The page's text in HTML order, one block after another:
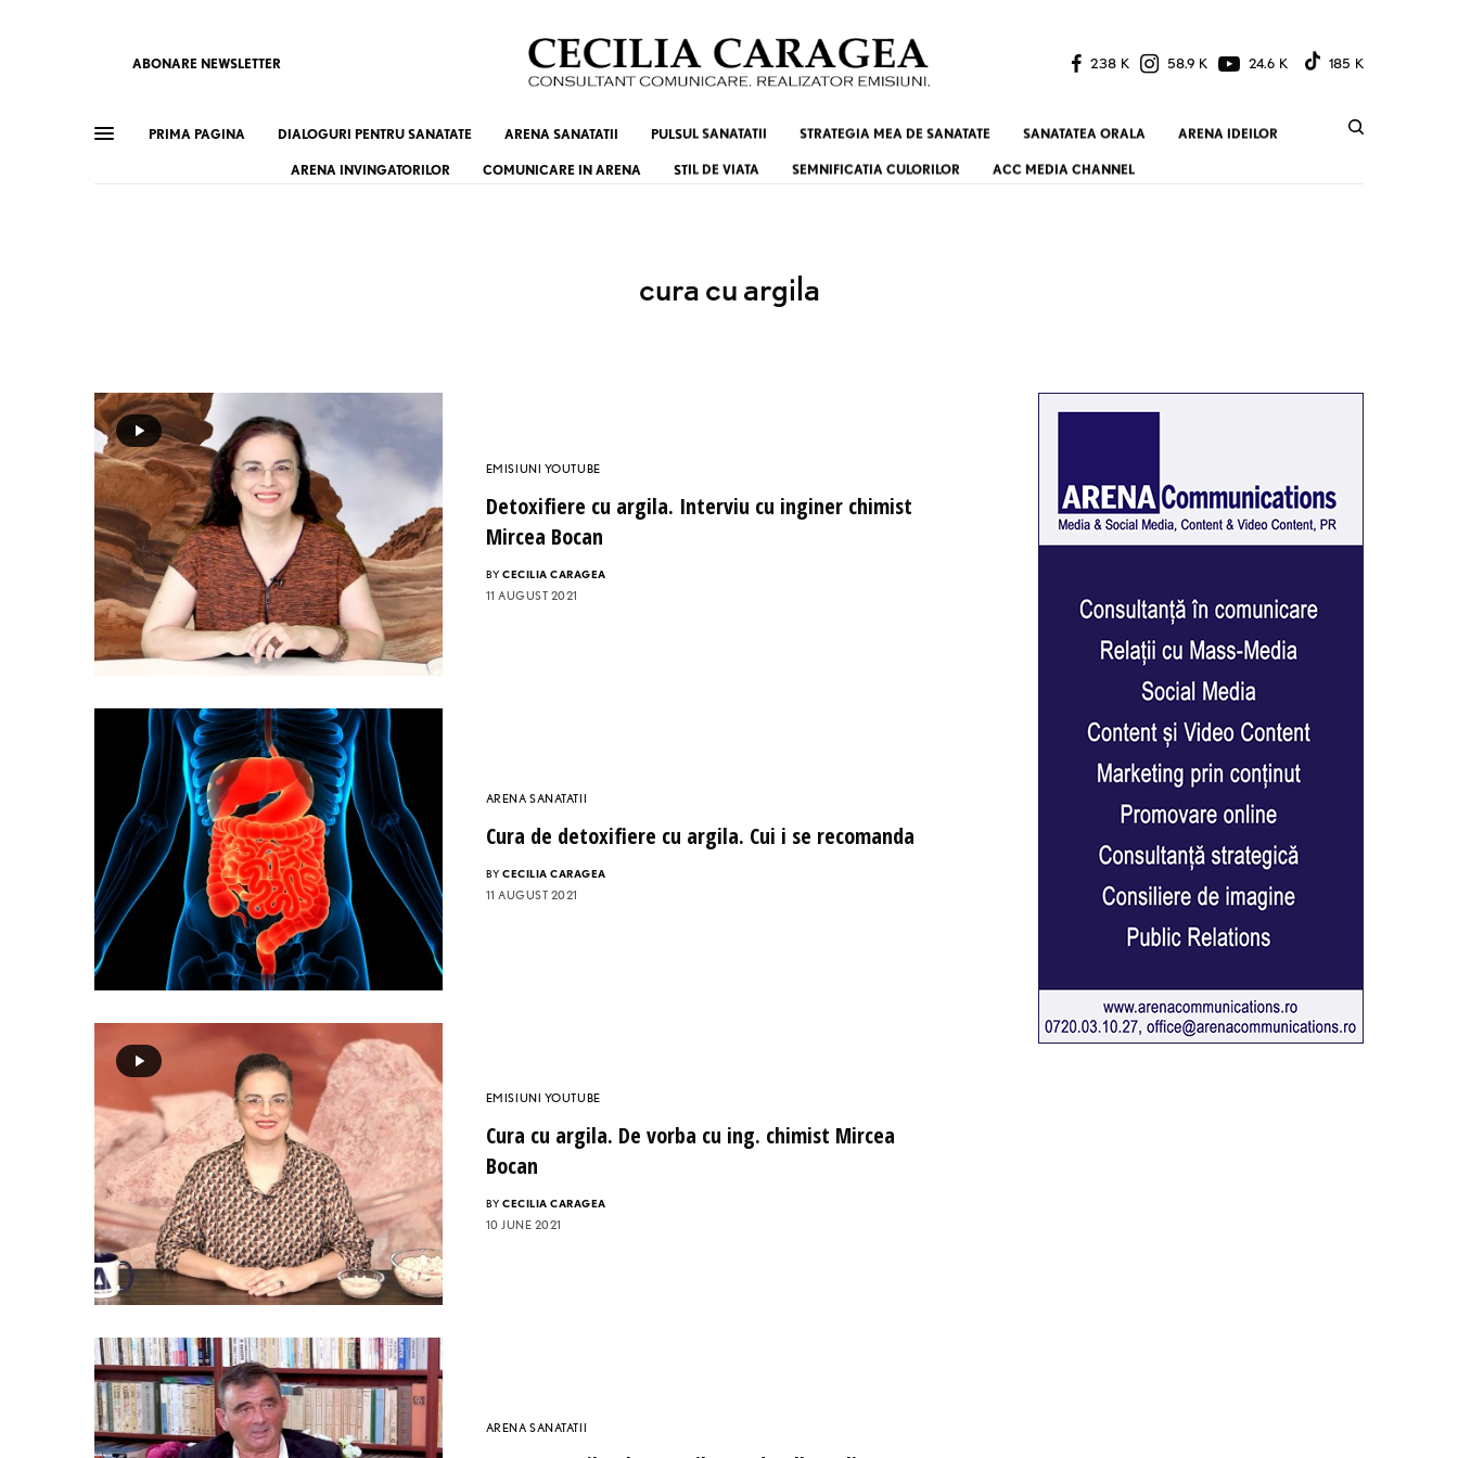
ABONARE NEWSLETTER 238 K 58.9 K 24.6 K 185 K
PRIMA PAGINA DIALOGURI PENTRU SANATATE ARENA SANATATII PULSUL SANATATII STRATEGIA MEA DE SANATATE SANATATEA ORALA ARENA IDEILOR
ARENA INVINGATORILOR COMUNICARE IN ARENA STIL DE VIATA SEMNIFICATIA CULORILOR ACC MEDIA CHANNEL
cura cu argila
EMISIUNI YOUTUBE
Detoxifiere cu argila. Interviu cu inginer chimist
Mircea Bocan
BY CECILIA CARAGEA
11 AUGUST 2021
ARENA SANATATII
Cura de detoxifiere cu argila. Cui i se recomanda
BY CECILIA CARAGEA
11 AUGUST 2021
EMISIUNI YOUTUBE
Cura cu argila. De vorba cu ing. chimist Mircea
Bocan
BY CECILIA CARAGEA
10 JUNE 2021
ARENA SANATATII